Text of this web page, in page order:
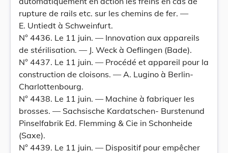
rupture de rails etc. sur les chemins de fer. —
E. Untiedt à Schweinfurt.
N° 4436. Le 11 juin. — Innovation aux appareils
de stérilisation. — J. Weck à Oeflingen (Bade).
N° 4437. Le 11 juin. — Procédé et appareil pour la
construction de cloisons. — A. Lugino à Berlin-
Charlottenbourg.
N° 4438. Le 11 juin. — Machine à fabriquer les
brosses. — Sachsische Kardatschen- Burstenund
Pinselfabrik Ed. Flemming & Cie in Schonheide
(Saxe).
N° 4439. Le 11 juin. — Dispositif pour empêcher